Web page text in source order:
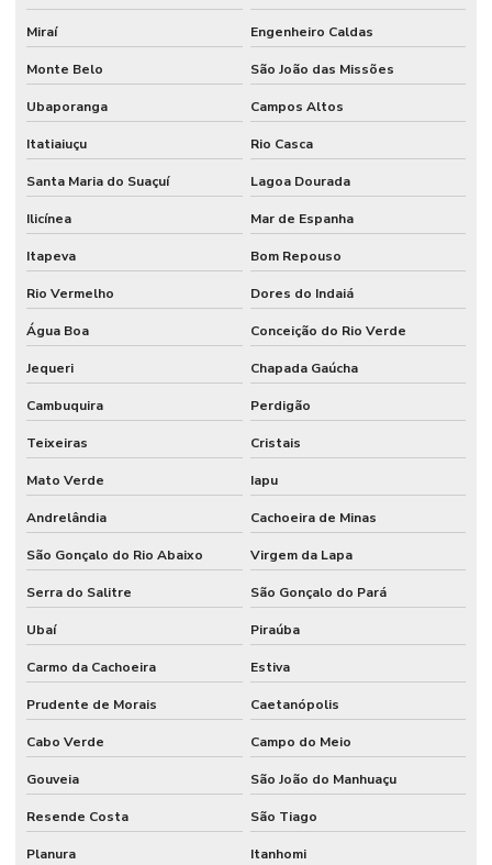
Miraí Engenheiro Caldas
Monte Belo São João das Missões
Ubaporanga Campos Altos
Itatiaiuçu Rio Casca
Santa Maria do Suaçuí Lagoa Dourada
Ilicínea Mar de Espanha
Itapeva Bom Repouso
Rio Vermelho Dores do Indaiá
Água Boa Conceição do Rio Verde
Jequeri Chapada Gaúcha
Cambuquira Perdigão
Teixeiras Cristais
Mato Verde Iapu
Andrelândia Cachoeira de Minas
São Gonçalo do Rio Abaixo Virgem da Lapa
Serra do Salitre São Gonçalo do Pará
Ubaí Piraúba
Carmo da Cachoeira Estiva
Prudente de Morais Caetanópolis
Cabo Verde Campo do Meio
Gouveia São João do Manhuaçu
Resende Costa São Tiago
Planura Itanhomi